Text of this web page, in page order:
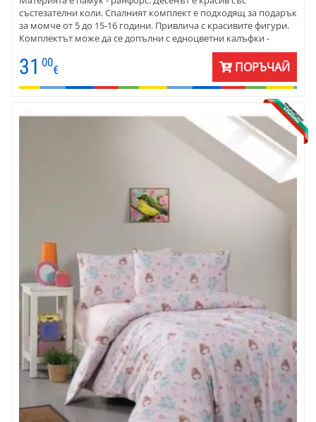
състезателни коли. Спалният комплект е подходящ за подарък
за момче от 5 до 15-16 години. Привлича с красивите фигури.
Комплектът може да се допълни с едноцветни калъфки -
31 00
€ ПОРЪЧАЙ